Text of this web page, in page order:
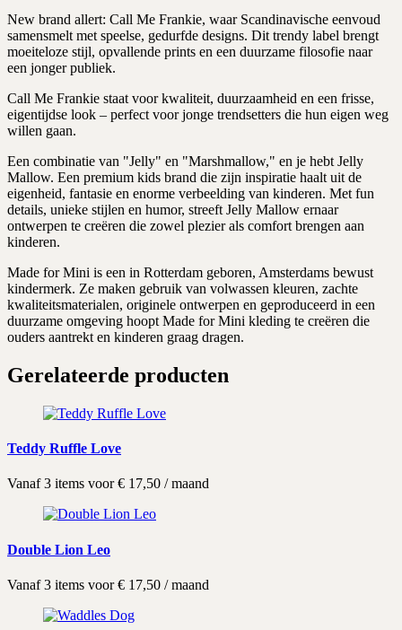
New brand allert: Call Me Frankie, waar Scandinavische eenvoud
samensmelt met speelse, gedurfde designs. Dit trendy label brengt
moeiteloze stijl, opvallende prints en een duurzame filosofie naar
een jonger publiek.
Call Me Frankie staat voor kwaliteit, duurzaamheid en een frisse,
eigentijdse look – perfect voor jonge trendsetters die hun eigen weg
willen gaan.
Een combinatie van "Jelly" en "Marshmallow," en je hebt Jelly
Mallow. Een premium kids brand die zijn inspiratie haalt uit de
eigenheid, fantasie en enorme verbeelding van kinderen. Met fun
details, unieke stijlen en humor, streeft Jelly Mallow ernaar
ontwerpen te creëren die zowel plezier als comfort brengen aan
kinderen.
Made for Mini is een in Rotterdam geboren, Amsterdams bewust
kindermerk. Ze maken gebruik van volwassen kleuren, zachte
kwaliteitsmaterialen, originele ontwerpen en geproduceerd in een
duurzame omgeving hoopt Made for Mini kleding te creëren die
ouders aantrekt en kinderen graag dragen.
Gerelateerde producten
Teddy Ruffle Love
Vanaf 3 items voor€ 17,50 / maand
Double Lion Leo
Vanaf 3 items voor€ 17,50 / maand